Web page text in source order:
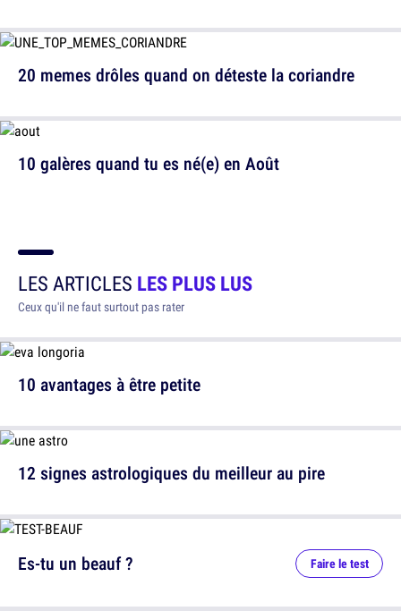
20 memes drôles quand on déteste la coriandre
10 galères quand tu es né(e) en Août
LES ARTICLES LES PLUS LUS
Ceux qu'il ne faut surtout pas rater
10 avantages à être petite
12 signes astrologiques du meilleur au pire
Es-tu un beauf ? Faire le test